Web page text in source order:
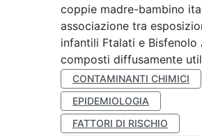
coppie madre-bambino
associazione tra
infantili Ftalati e Bisfenolo
composti diffusamente
CONTAMINANTI CHIMICI
EPIDEMIOLOGIA
FATTORI DI RISCHIO